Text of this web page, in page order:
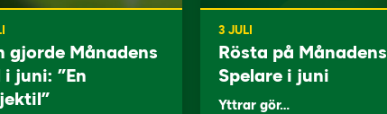
gjorde Månadens
i juni: ”En
3 JULI
Rösta på Månadens
Spelare i juni
Yttrar gör…